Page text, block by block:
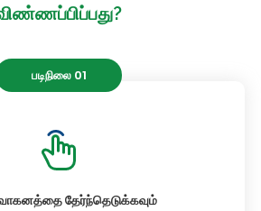
படிநிலை 01
தேர்ந்தெடுக்கவும்